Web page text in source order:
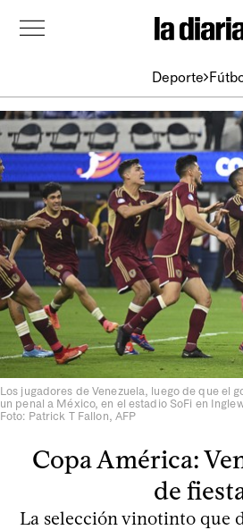
Deporte
Los jugadores de Venezuela, luego de que el
un penal a México, en el estadio SoFi en
Foto: Patrick T Fallon, AFP
Copa América:
de
La selección vinotinto que